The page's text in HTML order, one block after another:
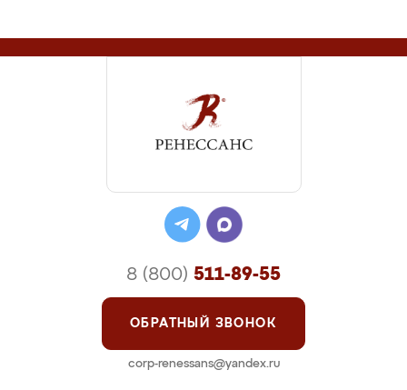
8 (800) 511-89-55
ОБРАТНЫЙ ЗВОНОК
corp-renessans@yandex.ru